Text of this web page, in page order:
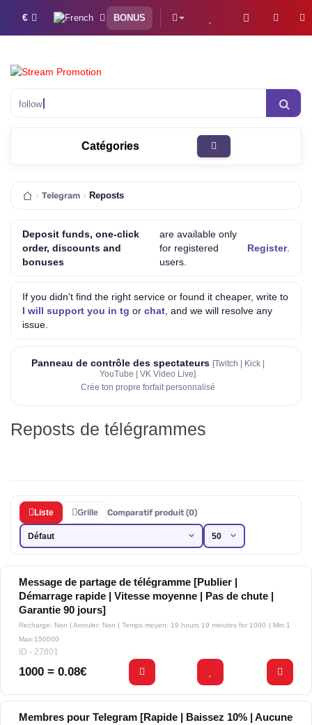
€ BONUS
followers Twitch
Catégories
Telegram Reposts
Deposit funds, one-click
order, discounts and
bonuses
are available only
for registered
users.
Register.
If you didn't find the right service or found it cheaper, write to
I will support you in tg or chat , and we will resolve any
issue.
Panneau de contrôle des spectateurs [Twitch | Kick |
YouTube | VK Video Live]
Crée ton propre forfait personnalisé
Reposts de télégrammes
Liste Grille Comparatif produit (0)
Message de partage de télégramme [Publier |
Démarrage rapide | Vitesse moyenne | Pas de chute |
Garantie 90 jours]
Recharge: Non | Annuler: Non | Temps moyen: 19 hours 19 minutes for 1000 | Min:1
Max:150000
ID - 27801
1000 = 0.08€
Membres pour Telegram [Rapide | Baissez 10% | Aucune